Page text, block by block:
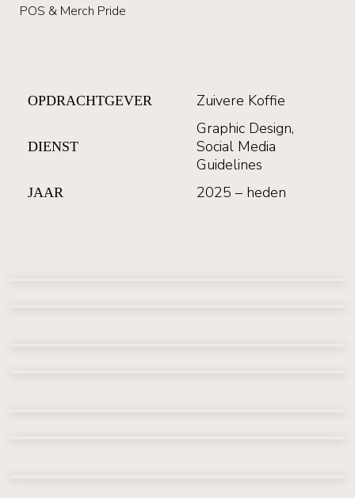
POS & Merch Pride
OPDRACHTGEVER Zuivere Koffie
DIENST
Graphic Design,
Social Media
Guidelines
JAAR 2025 – heden